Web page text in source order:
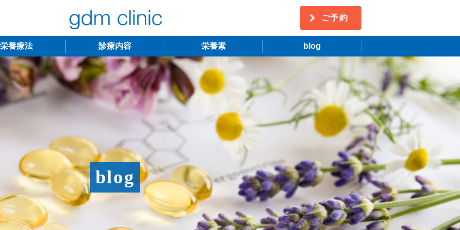
ご予約
栄養療法 診療内容
不妊治療 うつ・慢性疲労
更年期障害
ニキビ・シミ
レーザー脱毛 月経
栄養素 blog
blog